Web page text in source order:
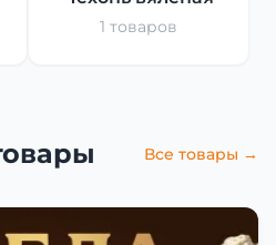
1 товаров
Все товары →